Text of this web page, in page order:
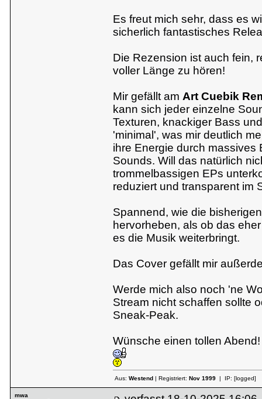
Es freut mich sehr, dass es
sicherlich fantastisches
Die Rezension ist auch fein,
voller Länge zu hören!
Mir gefällt am Art Cuebik
kann sich jeder einzelne
Texturen, knackiger Bass
'minimal', was mir deutlich
ihre Energie durch massives
Sounds. Will das natürlich
trommelbassigen EPs
reduziert und transparent im
Spannend, wie die
hervorheben, als ob das
es die Musik weiterbringt.
Das Cover gefällt mir
Werde mich also noch 'ne
Stream nicht schaffen sollte
Sneak-Peak.
Wünsche einen tollen Abend!
Aus: Westend| Registriert: Nov 1999| IP: [logged]
mwa